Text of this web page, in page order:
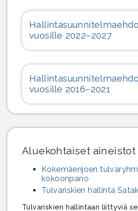
vuosille 2022–2027
vuosille 2016–2021
Aluekohtaiset aineistot
Kokemäenjoen
kokoonpano
Tulvariskien hallinta
Tulvariskien hallintaan liittyviä